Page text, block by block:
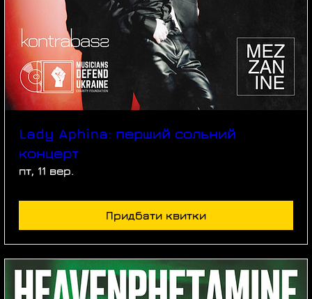
Lady Aphina: перший сольний
концерт
пт, 11 вер.
Придбати квитки